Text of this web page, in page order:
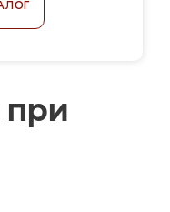
при